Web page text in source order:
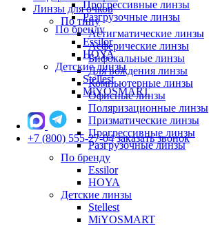
Линзы для очков
По типу
Астигматические линзы
Асферические линзы
Бифокальные линзы
Для вождения линзы
Компьютерные линзы
Офисные линзы
Поляризационные линзы
Призматические линзы
Прогрессивные линзы
Разгрузочные линзы
По бренду
Essilor
HOYA
Детские линзы
Stellest
MiYOSMART
Прогрессивные линзы
Разгрузочные линзы
По бренду
Essilor
HOYA
Детские линзы
Stellest
MiYOSMART
+7 (800) 555-27-04 заказать звонок